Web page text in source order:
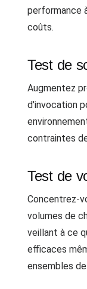
performance
coûts.
Test de
Augmentez
d'invocation
contraintes
Test de
Concentrez-
volumes de
veillant à ce
efficaces
ensembles